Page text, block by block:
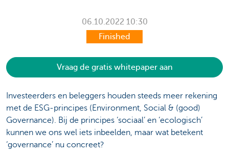
06.10.2022 10:30
Finished
Vraag de gratis whitepaper aan
Investeerders en beleggers houden steeds meer rekening
met de ESG-principes (Environment, Social & (good)
Governance). Bij de principes ‘sociaal’ en ‘ecologisch’
kunnen we ons wel iets inbeelden, maar wat betekent
‘governance’ nu concreet?